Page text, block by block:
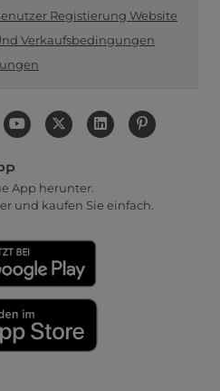
Registierung Website
Verkaufsbedingungen
App herunter.
und kaufen Sie einfach.